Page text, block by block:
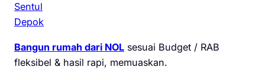
Sentul
Depok
Bangun rumah dari NOL sesuai Budget / RAB
fleksibel & hasil rapi, memuaskan.